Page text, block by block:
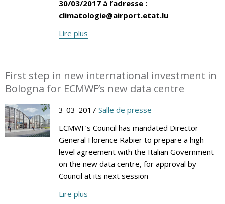
30/03/2017 à l’adresse :
climatologie@airport.etat.lu
Lire plus
First step in new international investment in
Bologna for ECMWF’s new data centre
3-03-2017 Salle de presse
ECMWF’s Council has mandated Director-
General Florence Rabier to prepare a high-
level agreement with the Italian Government
on the new data centre, for approval by
Council at its next session
Lire plus